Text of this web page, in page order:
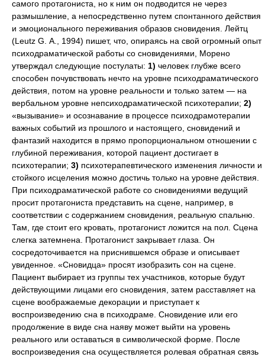
самого протагониста, но к ним он подводится не через
размышление, а непосредственно путем спонтанного действия
и эмоционального переживания образов сновидения. Лейтц
(Leutz G. А., 1994) пишет, что, опираясь на свой огромный опыт
психодраматической работы со сновидениями, Морено
утверждал следующие постулаты: 1) человек глубже всего
способен почувствовать нечто на уровне психодраматического
действия, потом на уровне реальности и только затем — на
вербальном уровне непсиходраматической психотерапии; 2)
«вызывание» и осознавание в процессе психодрамотерапии
важных событий из прошлого и настоящего, сновидений и
фантазий находится в прямо пропорциональном отношении с
глубиной переживания, которой пациент достигает в
психотерапии; 3) психотерапевтического изменения личности и
стойкого исцеления можно достичь только на уровне действия.
При психодраматической работе со сновидениями ведущий
просит протагониста представить на сцене, например, в
соответствии с содержанием сновидения, реальную спальню.
Там, где стоит его кровать, протагонист ложится на пол. Сцена
слегка затемнена. Протагонист закрывает глаза. Он
сосредоточивается на приснившемся образе и описывает
увиденное. «Сновидца» просят изобразить сон на сцене.
Пациент выбирает из группы тех участников, которые будут
действующими лицами его сновидения, затем расставляет на
сцене воображаемые декорации и приступает к
воспроизведению сна в психодраме. Сновидение или его
продолжение в виде сна наяву может выйти на уровень
реального или оставаться в символической форме. После
воспроизведения сна осуществляется ролевая обратная связь